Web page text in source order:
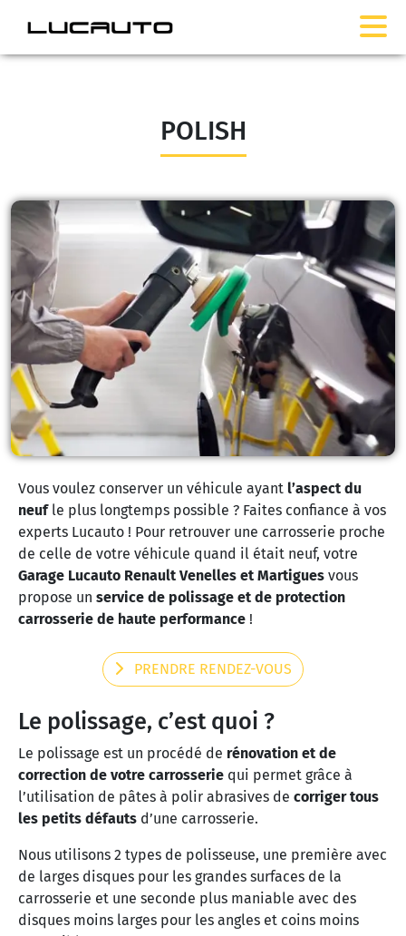
POLISH
Vous voulez conserver un véhicule ayant l’aspect du
neufle plus longtemps possible ? Faites confiance à vos
experts Lucauto ! Pour retrouver une carrosserie proche
de celle de votre véhicule quand il était neuf, votre
Garage Lucauto Renault Venelles et Martigues vous
propose un service de polissage et de protection
carrosserie de haute performance !
PRENDRE RENDEZ-VOUS
Le polissage, c’est quoi ?
Le polissage est un procédé de rénovation et de
correction de votre carrosserie qui permet grâce à
l’utilisation de pâtes à polir abrasives de corriger tous
les petits défauts d’une carrosserie.
Nous utilisons 2 types de polisseuse, une première avec
de larges disques pour les grandes surfaces de la
carrosserie et une seconde plus maniable avec des
disques moins larges pour les angles et coins moins